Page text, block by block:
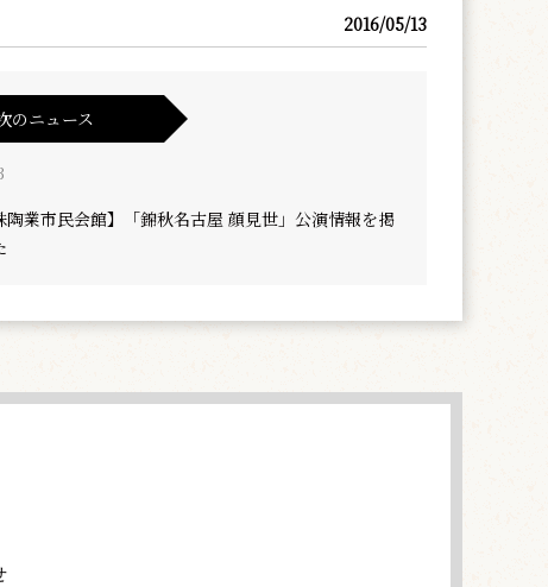
2016/05/13
のニュース
陶業市民会館】「錦秋名古屋 顔見世」公演情報を掲